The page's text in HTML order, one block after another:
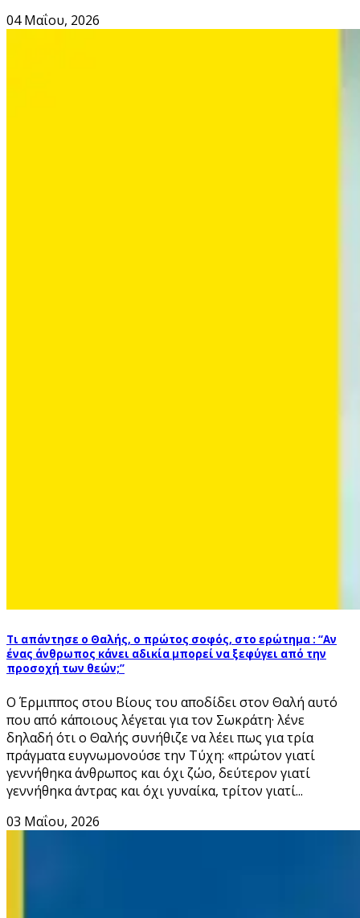
04 Μαΐου, 2026
Τι απάντησε ο Θαλής, ο πρώτος σοφός, στο ερώτημα : “Αν
ένας άνθρωπος κάνει αδικία μπορεί να ξεφύγει από την
προσοχή των θεών;”
Ο Έρμιππος στου Βίους του αποδίδει στον Θαλή αυτό
που από κάποιους λέγεται για τον Σωκράτη· λένε
δηλαδή ότι ο Θαλής συνήθιζε να λέει πως για τρία
πράγματα ευγνωμονούσε την Τύχη: «πρώτον γιατί
γεννήθηκα άνθρωπος και όχι ζώο, δεύτερον γιατί
γεννήθηκα άντρας και όχι γυναίκα, τρίτον γιατί...
03 Μαΐου, 2026